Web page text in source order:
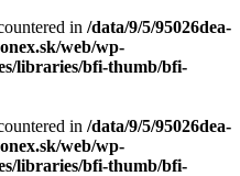
in /data/9/5/95026dea-
web/wp-
libraries/bfi-thumb/bfi-
in /data/9/5/95026dea-
web/wp-
libraries/bfi-thumb/bfi-